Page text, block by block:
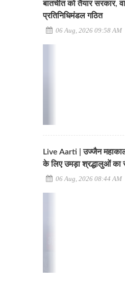
बातचीत को तैयार सरकार,
प्रतिनिधिमंडल गठित
06 Aug, 2026 09:58 AM
Live Aarti | उज्जैन
के लिए उमड़ा श्रद्धालुओं का
06 Aug, 2026 08:44 AM